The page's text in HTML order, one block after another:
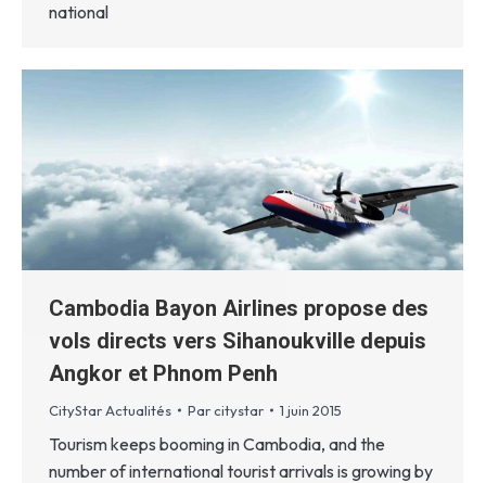
national
Cambodia Bayon Airlines propose des
vols directs vers Sihanoukville depuis
Angkor et Phnom Penh
CityStar Actualités Par citystar 1 juin 2015
Tourism keeps booming in Cambodia, and the
number of international tourist arrivals is growing by